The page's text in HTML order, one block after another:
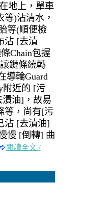
地上，單車
)沾清水，
等(順便檢
沾 [去漬
Chain包握
鏈條繞轉
導輪Guard
附近的 [污
油]，故易
等，尚有[污
沾 [去漬油]
慢 [倒轉] 曲
閱讀全文 /